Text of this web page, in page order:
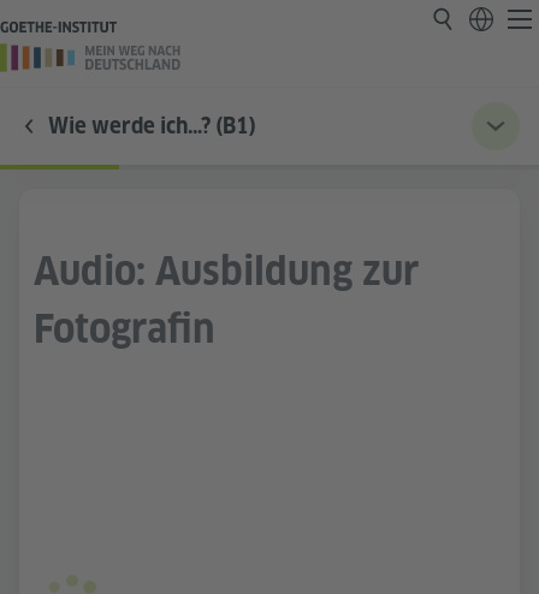
Wie werde ich…? (B1)
Audio: Ausbildung zur
Fotografin